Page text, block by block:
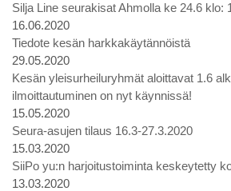
Silja Line seurakisat Ahmolla ke 24.6 klo:
16.06.2020
Tiedote kesän harkkakäytännöistä
29.05.2020
Kesän yleisurheiluryhmät aloittavat 1.6
ilmoittautuminen on nyt käynnissä!
15.05.2020
Seura-asujen tilaus 16.3-27.3.2020
15.03.2020
SiiPo yu:n harjoitustoiminta keskeytetty
13.03.2020